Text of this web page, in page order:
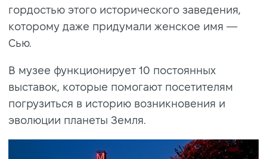
гордостью этого исторического заведения,
которому даже придумали женское имя —
Сью.
В музее функционирует 10 постоянных
выставок, которые помогают посетителям
погрузиться в историю возникновения и
эволюции планеты Земля.